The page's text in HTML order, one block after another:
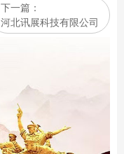
下一篇：
河北讯展科技有限公司